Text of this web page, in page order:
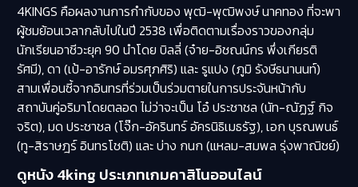
4KINGS คือผลงานการกำกับของ พุฒิ-พุฒิพงษ์ นาคทอง ที่จะพา
ผู้ชมย้อนเวลากลับไปในปี 2538 เพื่อติดตามเรื่องราวของกลุ่ม
นักเรียนอาชีวะยุค 90 นำโดย บิลลี่ (จ๋าย-อิชณน์กร พึ่งเกียรติ
รัศมี), ดา (เป้-อารักษ์ อมรศุภศิริ) และ รูแปง (ภูมิ รังษีธนานนท์)
สามเพื่อนซี้จากอินทรที่ร่วมเป็นร่วมตายในการประจันหน้ากับ
สถาบันคู่อริมาโดยตลอด ไม่ว่าจะเป็น โอ๋ ประชาชล (นัท-ณัฏฐ์ กิจ
จริต), มด ประชาชล (โจ๊ก-อัครินทร์ อัครนิธิเมธรัฐ), เอก บุรณพนธ์
(ทู-สิราษฎร์ อินทรโชติ) และ บ่าง กนก (แหลม-สมพล รุ่งพาณิชย์)
ดูหนัง 4king ประเภทเกมคาสิโนออนไลน์